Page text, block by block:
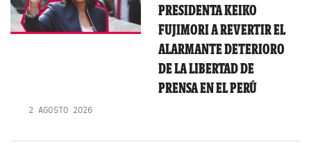
PRESIDENTA KEIKO
FUJIMORI A REVERTIR EL
ALARMANTE DETERIORO
DE LA LIBERTAD DE
PRENSA EN EL PERÚ
2 AGOSTO 2026